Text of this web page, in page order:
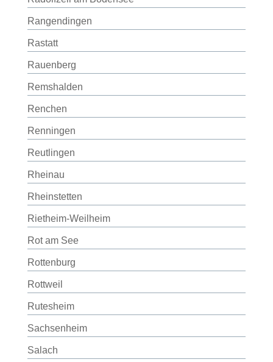
Rangendingen
Rastatt
Rauenberg
Remshalden
Renchen
Renningen
Reutlingen
Rheinau
Rheinstetten
Rietheim-Weilheim
Rot am See
Rottenburg
Rottweil
Rutesheim
Sachsenheim
Salach